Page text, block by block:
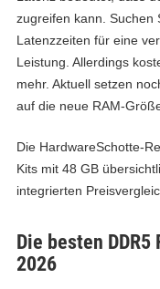
zugreifen kann. Suchen
Latenzzeiten für eine
Leistung. Allerdings
mehr. Aktuell setzen
auf die neue RAM-
Die HardwareSchotte-
Kits mit 48 GB
integrierten
Die besten
2026